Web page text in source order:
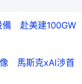
備 赴美建100GW
像 馬斯克xAI涉首